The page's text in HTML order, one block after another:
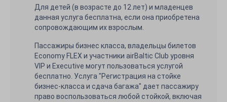
Для детей (в возрасте до 12 лет) и младенцев
данная услуга бесплатна, если она приобретена
сопровождающим их взрослым.
Пассажиры бизнес класса, владельцы билетов
Economy FLEX и участники airBaltic Club уровня
VIP и Executive могут пользоваться услугой
бесплатно. Услуга "Регистрация на стойке
бизнес-класса и сдача багажа" дает пассажиру
право воспользоваться любой стойкой, включая